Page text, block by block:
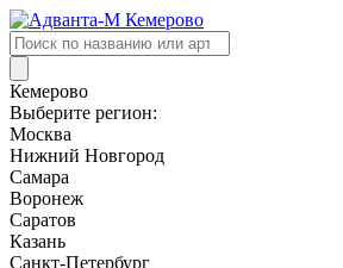
Поиск
товаров
Кемерово
Выберите регион:
Москва
Нижний Новгород
Самара
Воронеж
Саратов
Казань
Санкт-Петербург